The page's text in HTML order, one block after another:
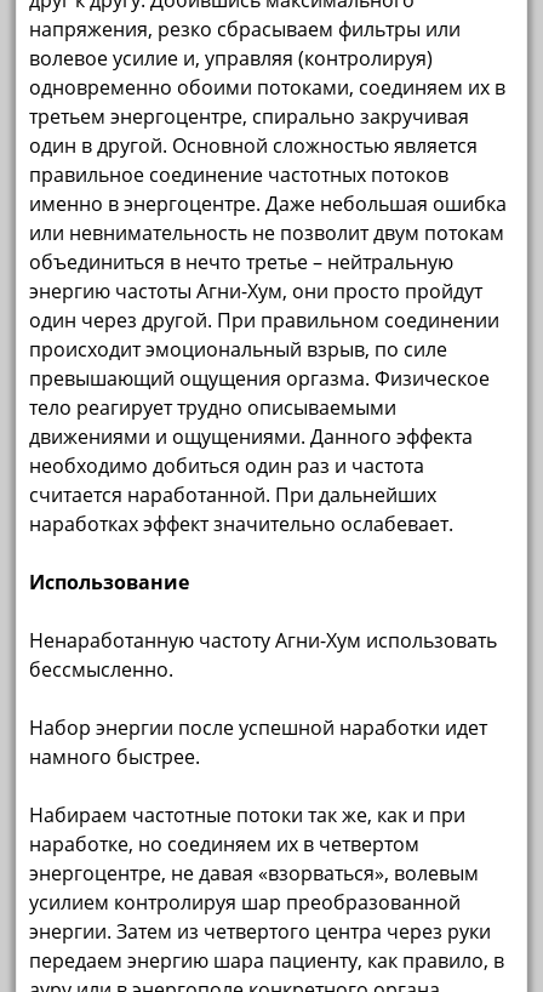
напряжения, резко сбрасываем фильтры или
волевое усилие и, управляя (контролируя)
одновременно обоими потоками, соединяем их в
третьем энергоцентре, спирально закручивая
один в другой. Основной сложностью является
правильное соединение частотных потоков
именно в энергоцентре. Даже небольшая ошибка
или невнимательность не позволит двум потокам
объединиться в нечто третье – нейтральную
энергию частоты Агни-Хум, они просто пройдут
один через другой. При правильном соединении
происходит эмоциональный взрыв, по силе
превышающий ощущения оргазма. Физическое
тело реагирует трудно описываемыми
движениями и ощущениями. Данного эффекта
необходимо добиться один раз и частота
считается наработанной. При дальнейших
наработках эффект значительно ослабевает.
Использование
Ненаработанную частоту Агни-Хум использовать
бессмысленно.
Набор энергии после успешной наработки идет
намного быстрее.
Набираем частотные потоки так же, как и при
наработке, но соединяем их в четвертом
энергоцентре, не давая «взорваться», волевым
усилием контролируя шар преобразованной
энергии. Затем из четвертого центра через руки
передаем энергию шара пациенту, как правило, в